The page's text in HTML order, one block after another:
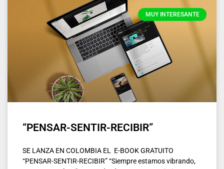
MUY INTERESANTE
“PENSAR-SENTIR-RECIBIR”
SE LANZA EN COLOMBIA EL E-BOOK GRATUITO
“PENSAR-SENTIR-RECIBIR” “Siempre estamos vibrando,